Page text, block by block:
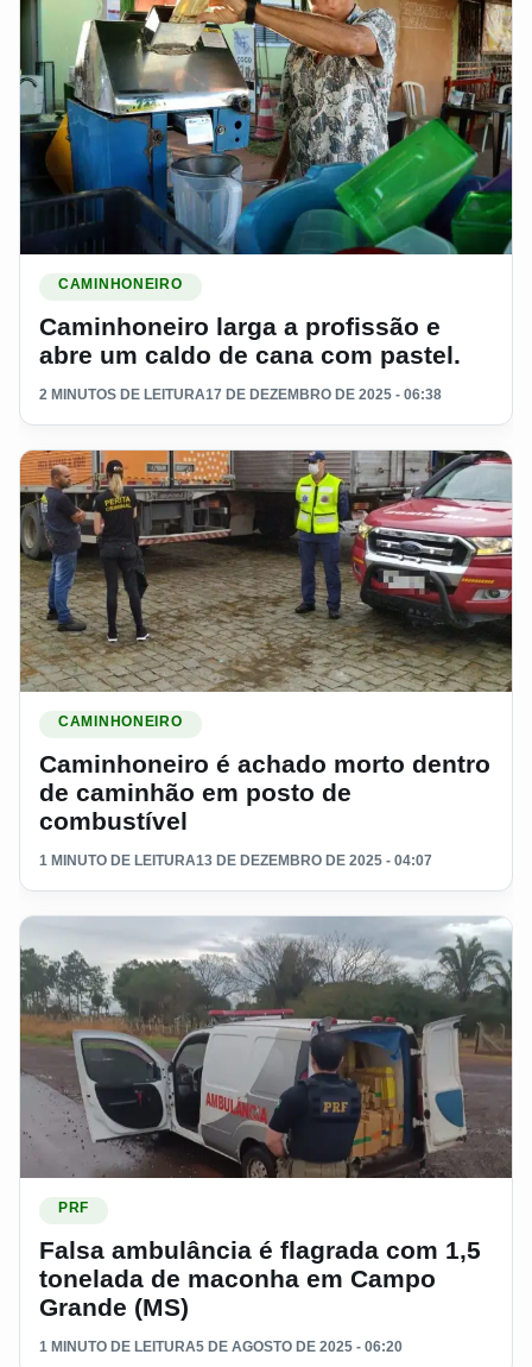
CAMINHONEIRO
Caminhoneiro larga a profissão e
abre um caldo de cana com pastel.
2 MINUTOS DE LEITURA17 DE DEZEMBRO DE 2025 - 06:38
CAMINHONEIRO
Caminhoneiro é achado morto dentro
de caminhão em posto de
combustível
1 MINUTO DE LEITURA13 DE DEZEMBRO DE 2025 - 04:07
PRF
Falsa ambulância é flagrada com 1,5
tonelada de maconha em Campo
Grande (MS)
1 MINUTO DE LEITURA5 DE AGOSTO DE 2025 - 06:20